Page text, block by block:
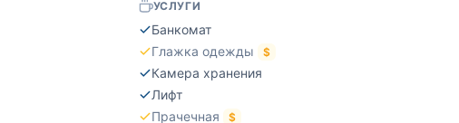
УСЛУГИ
Банкомат
Глажка одежды
$
Камера хранения
Лифт
Прачечная
$